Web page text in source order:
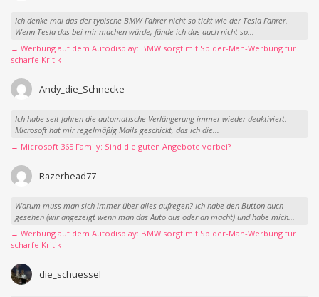
Ich denke mal das der typische BMW Fahrer nicht so tickt wie der Tesla Fahrer.
Wenn Tesla das bei mir machen würde, fände ich das auch nicht so...
→ Werbung auf dem Autodisplay: BMW sorgt mit Spider-Man-Werbung für
scharfe Kritik
Andy_die_Schnecke
Ich habe seit Jahren die automatische Verlängerung immer wieder deaktiviert.
Microsoft hat mir regelmäßig Mails geschickt, das ich die...
→ Microsoft 365 Family: Sind die guten Angebote vorbei?
Razerhead77
Warum muss man sich immer über alles aufregen? Ich habe den Button auch
gesehen (wir angezeigt wenn man das Auto aus oder an macht) und habe mich...
→ Werbung auf dem Autodisplay: BMW sorgt mit Spider-Man-Werbung für
scharfe Kritik
die_schuessel